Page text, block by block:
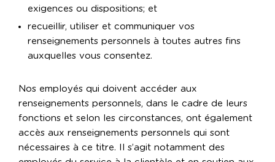
exigences ou dispositions; et
recueillir, utiliser et communiquer vos
renseignements personnels à toutes autres fins
auxquelles vous consentez.
Nos employés qui doivent accéder aux
renseignements personnels, dans le cadre de leurs
fonctions et selon les circonstances, ont également
accès aux renseignements personnels qui sont
nécessaires à ce titre. Il s’agit notamment des